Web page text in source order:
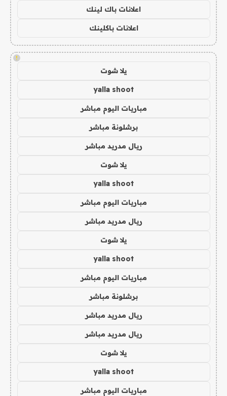
اعلانات باك لينك
اعلانات باكلينك
!
يلا شوت
yalla shoot
مباريات اليوم مباشر
برشلونة مباشر
ريال مدريد مباشر
يلا شوت
yalla shoot
مباريات اليوم مباشر
ريال مدريد مباشر
يلا شوت
yalla shoot
مباريات اليوم مباشر
برشلونة مباشر
ريال مدريد مباشر
ريال مدريد مباشر
يلا شوت
yalla shoot
مباريات اليوم مباشر